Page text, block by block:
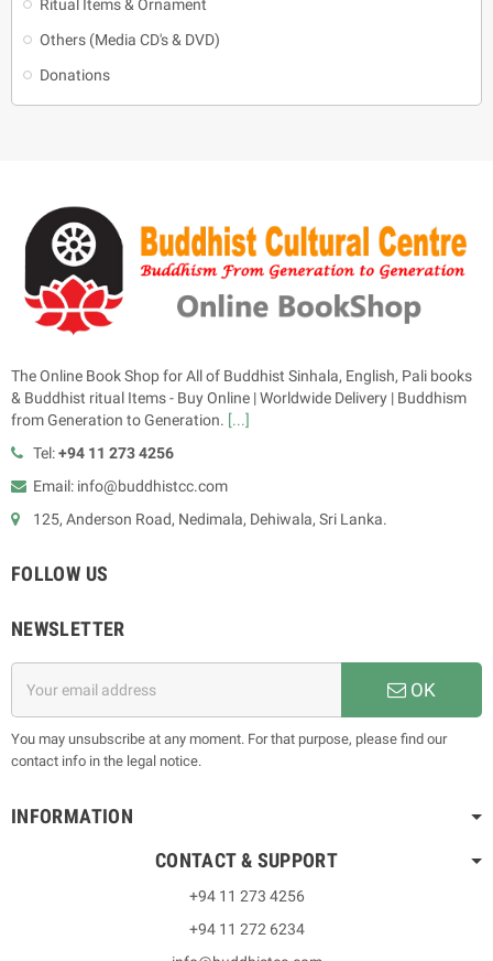
Ritual Items & Ornament
Others (Media CD's & DVD)
Donations
The Online Book Shop for All of Buddhist Sinhala, English, Pali books
& Buddhist ritual Items - Buy Online | Worldwide Delivery | Buddhism
from Generation to Generation. [...]
Tel:+94 11 273 4256
Email: info@buddhistcc.com
125, Anderson Road, Nedimala, Dehiwala, Sri Lanka.
FOLLOW US
NEWSLETTER
OK
You may unsubscribe at any moment. For that purpose, please find our
contact info in the legal notice.
INFORMATION
CONTACT & SUPPORT
+94 11 273 4256
+94 11 272 6234